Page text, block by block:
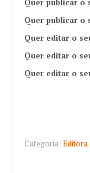
Quer publicar o
Quer publicar o
Quer editar o
Quer editar o
Quer editar o
Categoria: Editora